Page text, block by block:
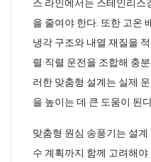
스 라인에서는 스테인리스
을 줄여야 한다. 또한 고온
냉각 구조와 내열 재질을
렬·직렬 운전을 조합해 충
러한 맞춤형 설계는 실제
을 높이는 데 큰 도움이 된
맞춤형 원심 송풍기는 설
수 계획까지 함께 고려해